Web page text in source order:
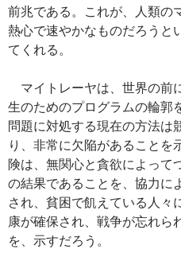
前兆である。これが、人類の
熱心で速やかなものだろうと
てくれる。
マイトレーヤは、世界の前
生のためのプログラムの輪郭
問題に対処する現在の方法は
り、非常に欠陥があることを
険は、無関心と貪欲によって
の結果であることを、協力に
され、貧困で飢えている人々
康が確保され、戦争が忘れら
を、示すだろう。